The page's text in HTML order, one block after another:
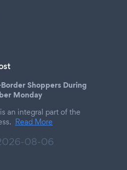
Shoppers During
Monday
an integral part of the
Read More
08-06